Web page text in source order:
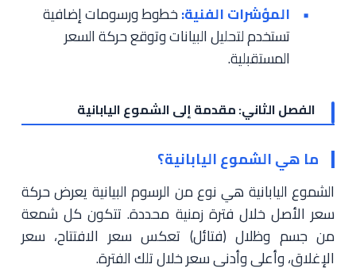
المؤشرات الفنية:خطوط ورسومات إضافية
تستخدم لتحليل البيانات وتوقع حركة السعر
المستقبلية.
الفصل الثاني: مقدمة إلى الشموع اليابانية
ما هي الشموع اليابانية؟
الشموع اليابانية هي نوع من الرسوم البيانية يعرض حركة
سعر الأصل خلال فترة زمنية محددة. تتكون كل شمعة
من جسم وظلال (فتائل) تعكس سعر الافتتاح، سعر
الإغلاق، وأعلى وأدنى سعر خلال تلك الفترة.